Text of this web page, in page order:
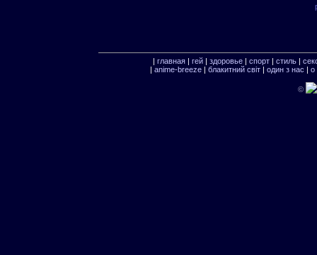
главная| гей| здоровье| спорт| стиль|
anime-breeze| блакитний свiт| один з нас о
©